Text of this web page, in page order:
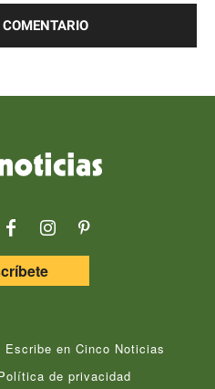
Escribe en Cinco Noticias
de privacidad